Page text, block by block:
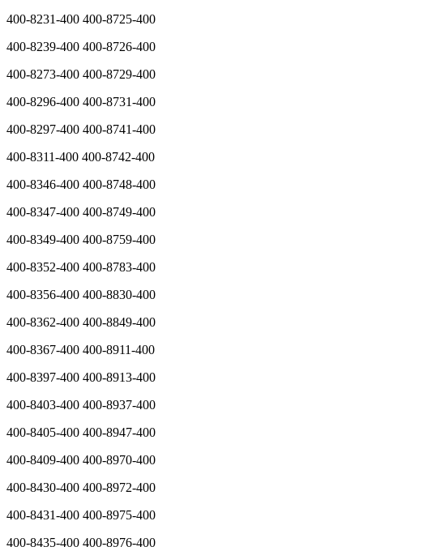
400-8231-400 400-8725-400
400-8239-400 400-8726-400
400-8273-400 400-8729-400
400-8296-400 400-8731-400
400-8297-400 400-8741-400
400-8311-400 400-8742-400
400-8346-400 400-8748-400
400-8347-400 400-8749-400
400-8349-400 400-8759-400
400-8352-400 400-8783-400
400-8356-400 400-8830-400
400-8362-400 400-8849-400
400-8367-400 400-8911-400
400-8397-400 400-8913-400
400-8403-400 400-8937-400
400-8405-400 400-8947-400
400-8409-400 400-8970-400
400-8430-400 400-8972-400
400-8431-400 400-8975-400
400-8435-400 400-8976-400